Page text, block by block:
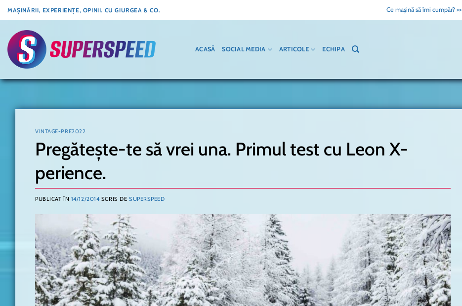
Skip
to
content
MAȘINĂRII, EXPERIENȚE, OPINII. CU GIURGEA & CO. Ce mașină să îmi cumpăr? >>
ACASĂ SOCIAL MEDIA ARTICOLE ECHIPA
VINTAGE-PRE2022
Pregătește-te să vrei una. Primul test cu Leon X-
perience.
PUBLICAT ÎN 14/12/2014 SCRIS DE SUPERSPEED